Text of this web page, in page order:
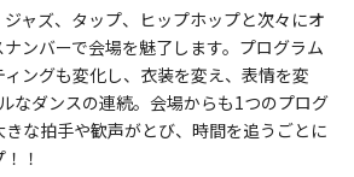
ャズ、タップ、ヒップホップと次々にオ
ンバーで会場を魅了します。プログラム
ングも変化し、衣装を変え、表情を変
なダンスの連続。会場からも1つのプログ
な拍手や歓声がとび、時間を追うごとに
！